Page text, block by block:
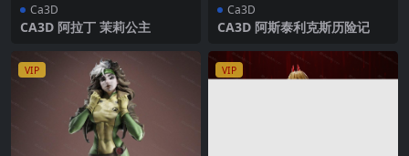
Ca3D
CA3D 阿拉丁 茉莉公主
Ca3D
CA3D 阿斯泰利克斯历险记
VIP VIP